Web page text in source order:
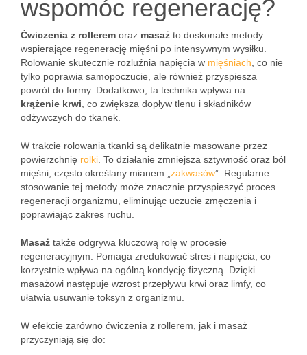
wspomóc regenerację?
Ćwiczenia z rollerem oraz masaż to doskonałe metody
wspierające regenerację mięśni po intensywnym wysiłku.
Rolowanie skutecznie rozluźnia napięcia w mięśniach , co nie
tylko poprawia samopoczucie, ale również przyspiesza
powrót do formy. Dodatkowo, ta technika wpływa na
krążenie krwi , co zwiększa dopływ tlenu i składników
odżywczych do tkanek.
W trakcie rolowania tkanki są delikatnie masowane przez
powierzchnię rolki . To działanie zmniejsza sztywność oraz ból
mięśni, często określany mianem „ zakwasów”. Regularne
stosowanie tej metody może znacznie przyspieszyć proces
regeneracji organizmu, eliminując uczucie zmęczenia i
poprawiając zakres ruchu.
Masaż także odgrywa kluczową rolę w procesie
regeneracyjnym. Pomaga zredukować stres i napięcia, co
korzystnie wpływa na ogólną kondycję fizyczną. Dzięki
masażowi następuje wzrost przepływu krwi oraz limfy, co
ułatwia usuwanie toksyn z organizmu.
W efekcie zarówno ćwiczenia z rollerem, jak i masaż
przyczyniają się do: